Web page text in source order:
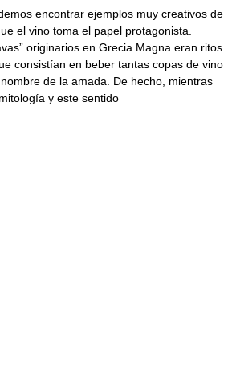
encontrar ejemplos muy creativos de
el vino toma el papel protagonista.
originarios en Grecia Magna eran ritos
consistían en beber tantas copas de vino
de la amada. De hecho, mientras
y este sentido